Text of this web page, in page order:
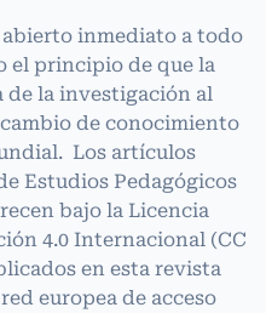
abierto inmediato a todo
el principio de que la
la investigación al
de conocimiento
Los artículos
Estudios Pedagógicos
bajo la Licencia
4.0 Internacional (CC
en esta revista
europea de acceso